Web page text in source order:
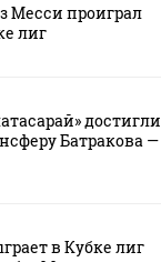
Месси проиграл
лиг
достигли
Батракова —
в Кубке лиг